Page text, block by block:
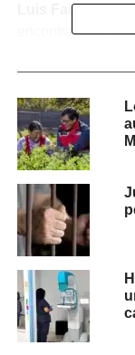
Luis Fausto
encontraba en la
el sujeto
víctima.
En las
celular de
a las pericias
del caso.
policial y lo
para el inicio de
Nacional del Perú